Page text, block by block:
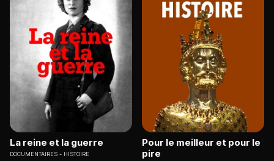
La reine et la guerre
DOCUMENTAIRES HISTOIRE
Pour le meilleur et pour le
pire